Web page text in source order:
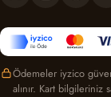
Ödemeler iyzico
alınır. Kart bilgileriniz